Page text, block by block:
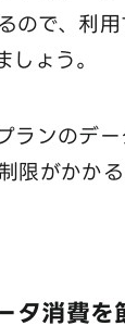
ので、利
しょう。
ランのデ
限がかか
タ消費